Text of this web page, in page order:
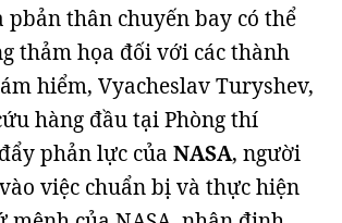
pbản thân chuyến bay có thể
thảm họa đối với các thành
hiểm, Vyacheslav Turyshev,
hàng đầu tại Phòng thí
phản lực của NASA, người
việc chuẩn bị và thực hiện